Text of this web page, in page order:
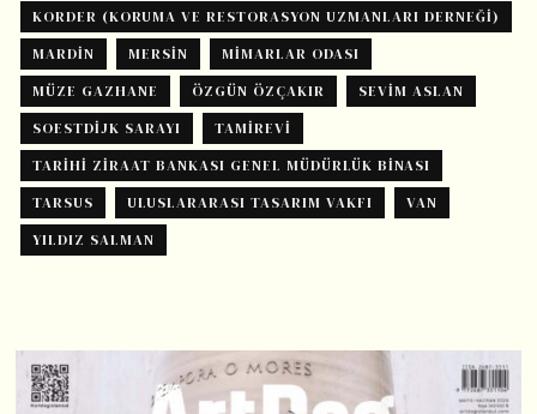
KORDER (KORUMA VE RESTORASYON UZMANLARI DERNEĞI)
MARDIN
MERSIN
MIMARLAR ODASI
MÜZE GAZHANE
ÖZGÜN ÖZÇAKIR
SEVIM ASLAN
SOESTDIJK SARAYI
TAMIREVI
TARIHI ZIRAAT BANKASI GENEL MÜDÜRLÜK BINASI
TARSUS
ULUSLARARASI TASARIM VAKFI
VAN
YILDIZ SALMAN